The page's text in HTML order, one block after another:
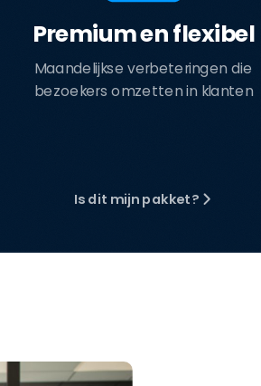
Premium en flexibel
Maandelijkse verbeteringen die
bezoekers omzetten in klanten
Is dit mijn pakket?